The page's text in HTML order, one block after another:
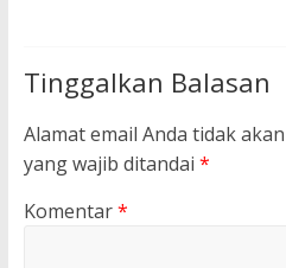
Tinggalkan Balasan
Alamat email Anda tidak
yang wajib ditandai *
Komentar*